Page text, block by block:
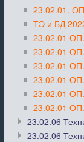
23.02.01.
ТЭ и БД
23.02.01
23.02.01
23.02.01
23.02.01
23.02.01
23.02.01
23.02.06
23.02.06